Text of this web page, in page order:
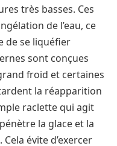
très basses. Ces
de l’eau, ce
de se liquéfier
sont conçues
froid et certaines
la réapparition
raclette qui agit
la glace et la
évite d’exercer